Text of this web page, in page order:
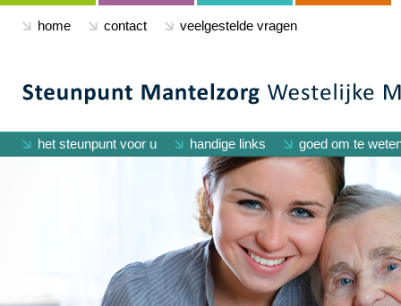
home contact veelgestelde vragen
het steunpunt voor u handige links goed om te